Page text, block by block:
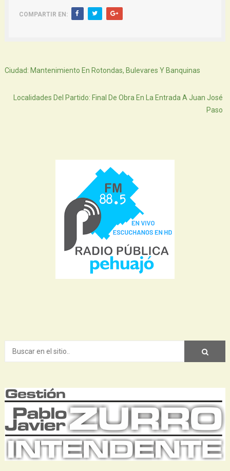
COMPARTIR EN:
Ciudad: Mantenimiento En Rotondas, Bulevares Y Banquinas
Localidades Del Partido: Final De Obra En La Entrada A Juan José
Paso